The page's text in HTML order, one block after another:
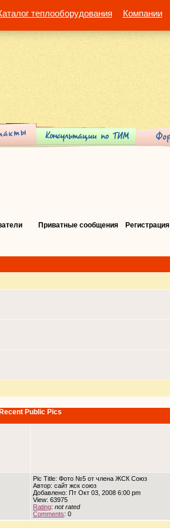
теплооборудования Компании
Приватные сообщения Регистрация
Recent Public Pics
Pic Title: Фото №5 от члена ЖСК Союз
Автор: сайт жск союз
Добавлено: Пт Окт 03, 2008 6:00 pm
View: 63975
Rating: not rated
Comments: 0